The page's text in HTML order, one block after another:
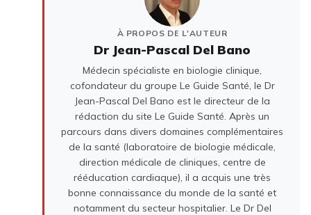
À PROPOS DE L'AUTEUR
Dr Jean-Pascal Del Bano
Médecin spécialiste en biologie clinique,
cofondateur du groupe Le Guide Santé, le Dr
Jean-Pascal Del Bano est le directeur de la
rédaction du site Le Guide Santé. Après un
parcours dans divers domaines complémentaires
de la santé (laboratoire de biologie médicale,
direction médicale de cliniques, centre de
rééducation cardiaque), il a acquis une très
bonne connaissance du monde de la santé et
notamment du secteur hospitalier. Le Dr Del